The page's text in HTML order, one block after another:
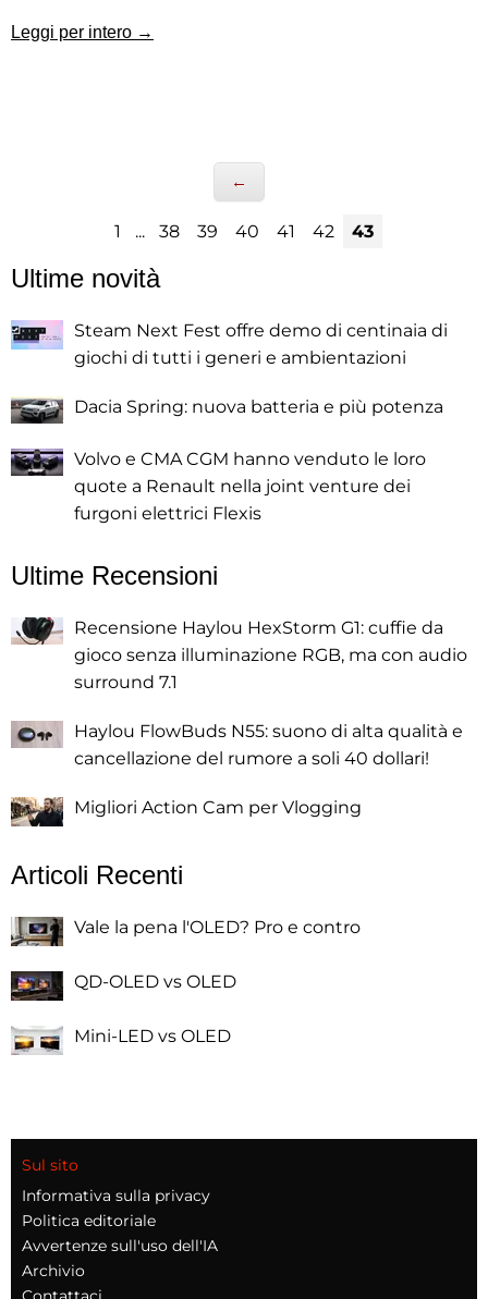
Leggi per intero →
←
1 ... 38 39 40 41 42 43
Ultime novità
Steam Next Fest offre demo di centinaia di
giochi di tutti i generi e ambientazioni
Dacia Spring: nuova batteria e più potenza
Volvo e CMA CGM hanno venduto le loro
quote a Renault nella joint venture dei
furgoni elettrici Flexis
Ultime Recensioni
Recensione Haylou HexStorm G1: cuffie da
gioco senza illuminazione RGB, ma con audio
surround 7.1
Haylou FlowBuds N55: suono di alta qualità e
cancellazione del rumore a soli 40 dollari!
Migliori Action Cam per Vlogging
Articoli Recenti
Vale la pena l'OLED? Pro e contro
QD-OLED vs OLED
Mini-LED vs OLED
Sul sito
Informativa sulla privacy
Politica editoriale
Avvertenze sull'uso dell'IA
Archivio